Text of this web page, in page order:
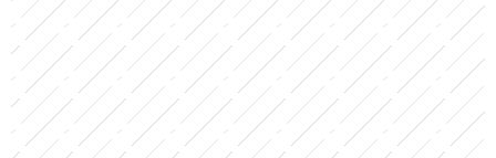
STRÁNKY TV
TISK